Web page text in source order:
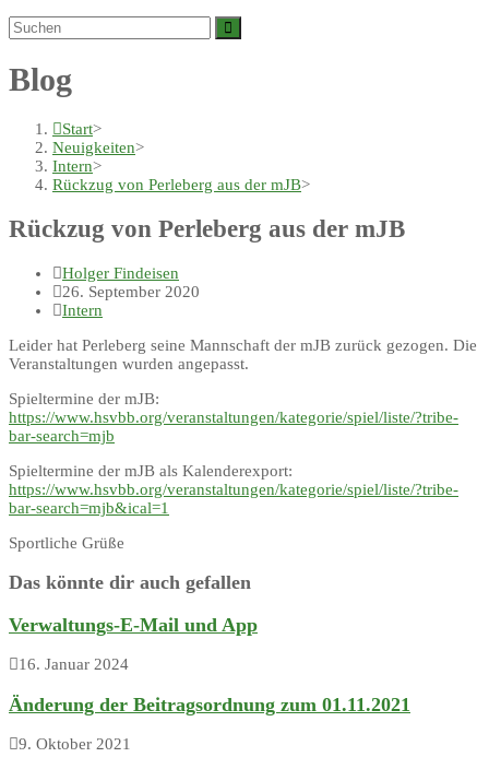
Blog
Start>
Neuigkeiten>
Intern>
Rückzug von Perleberg aus der mJB>
Rückzug von Perleberg aus der mJB
Beitrags-
Autor:
Holger Findeisen
Beitrag
veröffentlicht:
26. September 2020
Beitrags-
Intern
Leider hat Perleberg seine Mannschaft der mJB zurück gezogen. Die
Veranstaltungen wurden angepasst.
Spieltermine der mJB:
https://www.hsvbb.org/veranstaltungen/kategorie/spiel/liste/?tribe-
bar-search=mjb
Spieltermine der mJB als Kalenderexport:
https://www.hsvbb.org/veranstaltungen/kategorie/spiel/liste/?tribe-
bar-search=mjb&ical=1
Sportliche Grüße
Das könnte dir auch gefallen
Verwaltungs-E-Mail und App
16. Januar 2024
Änderung der Beitragsordnung zum 01.11.2021
9. Oktober 2021